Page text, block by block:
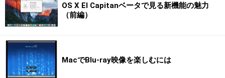
OS X El Capitanベータで見る新機能の魅力
（前編）
MacでBlu-ray映像を楽しむには